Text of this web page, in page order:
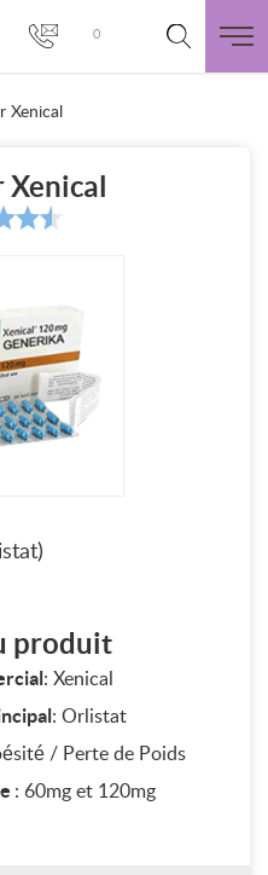
0
Xenical
produit
: Xenical
: Orlistat
/ Perte de Poids
: 60mg et 120mg